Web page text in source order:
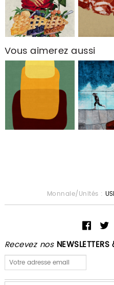
Vous aimerez aussi
Recevez nos
Monnaie/Unités :